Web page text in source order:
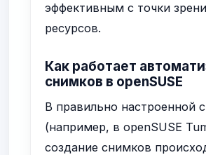
эффективным с точки
ресурсов.
Как работает
снимков в openSUSE
В правильно настроенной
(например, в openSUSE
создание снимков